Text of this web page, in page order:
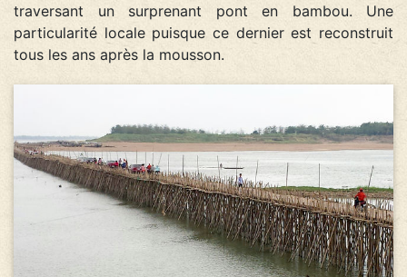
traversant un surprenant pont en bambou. Une
particularité locale puisque ce dernier est reconstruit
tous les ans après la mousson.